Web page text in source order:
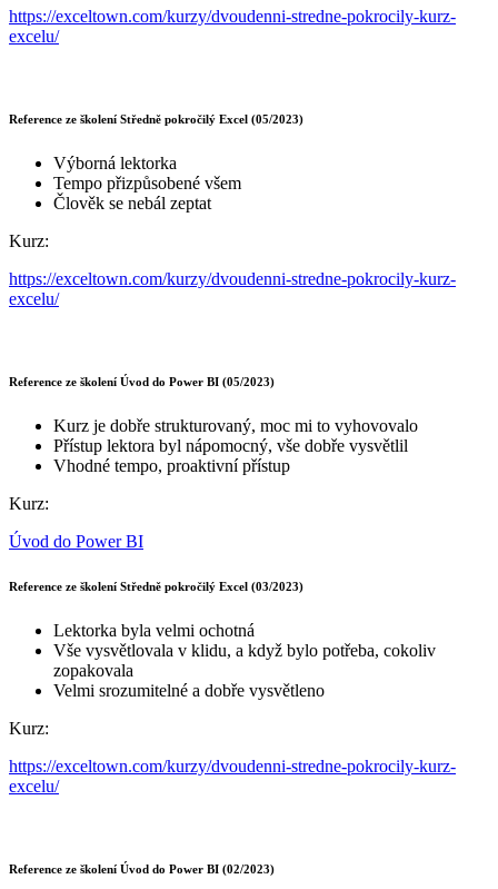
https://exceltown.com/kurzy/dvoudenni-stredne-pokrocily-kurz-
excelu/
Reference ze školení Středně pokročilý Excel (05/2023)
Výborná lektorka
Tempo přizpůsobené všem
Člověk se nebál zeptat
Kurz:
https://exceltown.com/kurzy/dvoudenni-stredne-pokrocily-kurz-
excelu/
Reference ze školení Úvod do Power BI (05/2023)
Kurz je dobře strukturovaný, moc mi to vyhovovalo
Přístup lektora byl nápomocný, vše dobře vysvětlil
Vhodné tempo, proaktivní přístup
Kurz:
Úvod do Power BI
Reference ze školení Středně pokročilý Excel (03/2023)
Lektorka byla velmi ochotná
Vše vysvětlovala v klidu, a když bylo potřeba, cokoliv
zopakovala
Velmi srozumitelné a dobře vysvětleno
Kurz:
https://exceltown.com/kurzy/dvoudenni-stredne-pokrocily-kurz-
excelu/
Reference ze školení Úvod do Power BI (02/2023)